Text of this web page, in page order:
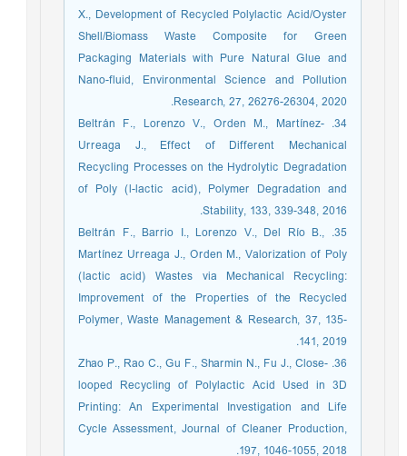
X., Development of Recycled Polylactic Acid/Oyster
Shell/Biomass Waste Composite for Green
Packaging Materials with Pure Natural Glue and
Nano-fluid, Environmental Science and Pollution
Research, 27, 26276-26304, 2020.
34. Beltrán F., Lorenzo V., Orden M., Martínez-
Urreaga J., Effect of Different Mechanical
Recycling Processes on the Hydrolytic Degradation
of Poly (l-lactic acid), Polymer Degradation and
Stability, 133, 339-348, 2016.
35. Beltrán F., Barrio I., Lorenzo V., Del Río B.,
Martínez Urreaga J., Orden M., Valorization of Poly
(lactic acid) Wastes via Mechanical Recycling:
Improvement of the Properties of the Recycled
Polymer, Waste Management & Research, 37, 135-
141, 2019.
36. Zhao P., Rao C., Gu F., Sharmin N., Fu J., Close-
looped Recycling of Polylactic Acid Used in 3D
Printing: An Experimental Investigation and Life
Cycle Assessment, Journal of Cleaner Production,
197, 1046-1055, 2018.